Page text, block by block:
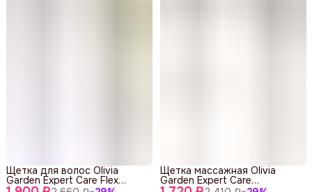
Щетка для волос Olivia
Garden Expert Care Flex
Щетка массажная Olivia
Garden Expert Care